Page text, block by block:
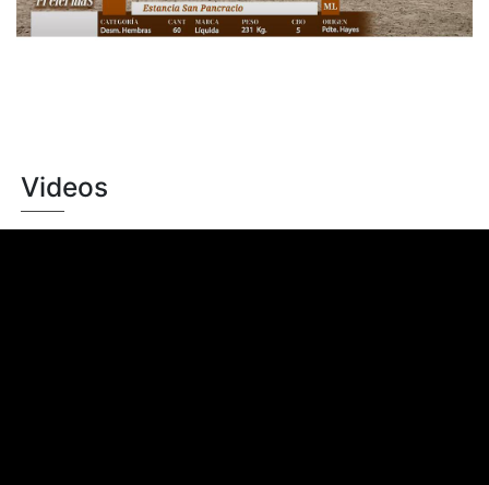
Videos